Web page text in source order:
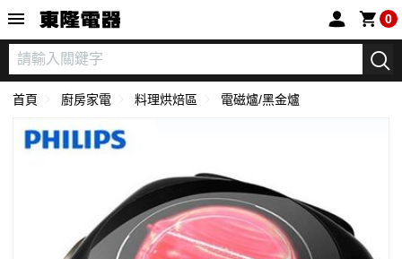
0
首頁 廚房家電 料理烘焙區 電磁爐/黑金爐